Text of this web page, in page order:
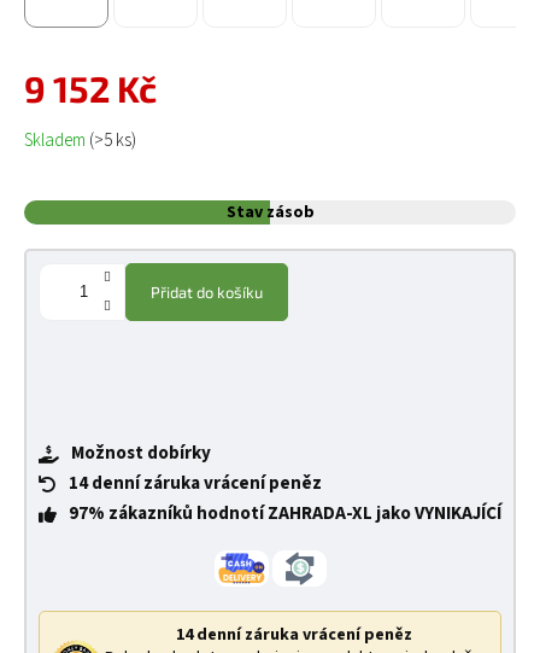
9 152 Kč
Měrná cena:
Skladem (>5 ks)
Stav zásob
Přidat do košíku
Možnost dobírky
14 denní záruka vrácení peněz
97% zákazníků hodnotí ZAHRADA-XL jako VYNIKAJÍCÍ
14 denní záruka vrácení peněz